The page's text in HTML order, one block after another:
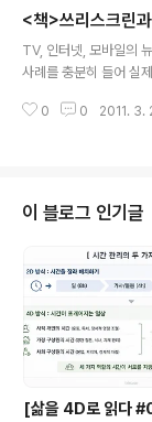
과정이나 호르몬의 분
게 하는 그 능력, 사랑
슬픔이 나타나는 것들.
소개서에서 이야기 하듯
<책>쓰리스크린과
TV, 인터넷, 모바일의
사례를 충분히 들어 실
엇이고, 소비자는 어떻
델이 통하리라는 생각
것을 손쉽게 비교할 수
이나 자유로운 창작을 방
0 0 2011. 3.
이 블로그 인기글
[삶을 4D로 읽다